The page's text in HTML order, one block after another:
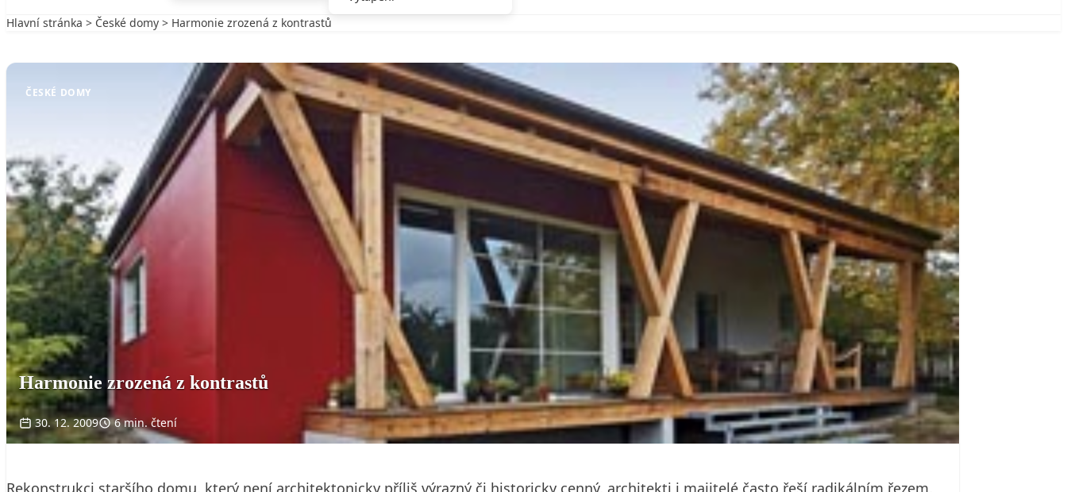
Hlavní stránka > České domy > Harmonie zrozená z kontrastů
ČESKÉ DOMY
Harmonie zrozená z kontrastů
30. 12. 2009 6 min. čtení
Rekonstrukci staršího domu, který není architektonicky příliš výrazný či historicky cenný, architekti i majitelé často řeší radikálním řezem,